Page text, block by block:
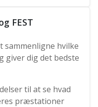
FEST
sammenligne hvilke
giver dig det bedste
til at se hvad
præstationer